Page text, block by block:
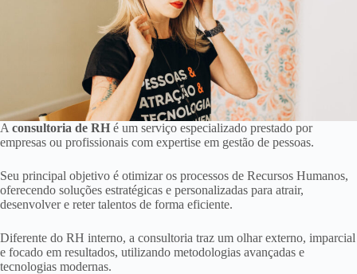
A consultoria de RH é um serviço especializado prestado por
empresas ou profissionais com expertise em gestão de pessoas.
Seu principal objetivo é otimizar os processos de Recursos Humanos,
oferecendo soluções estratégicas e personalizadas para atrair,
desenvolver e reter talentos de forma eficiente.
Diferente do RH interno, a consultoria traz um olhar externo, imparcial
e focado em resultados, utilizando metodologias avançadas e
tecnologias modernas.